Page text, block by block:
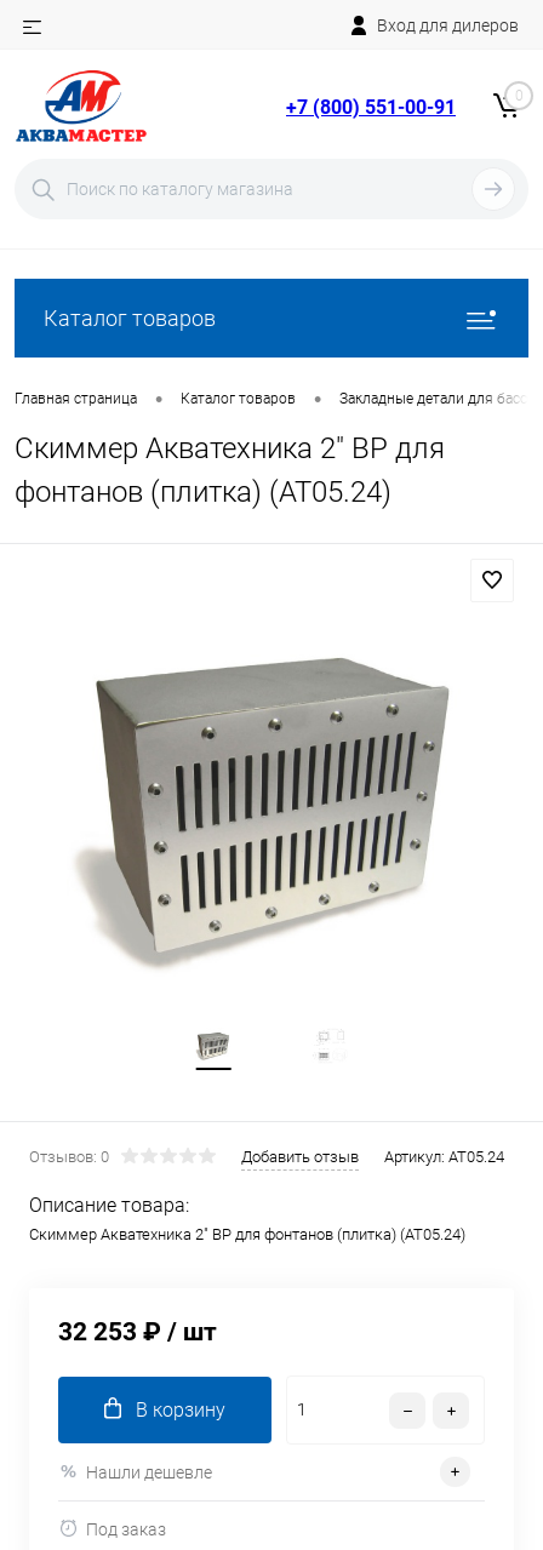
Вход для дилеров
+7 (800) 551-00-91 0
Каталог товаров
Главная страница • Каталог товаров • Закладные детали для
Скиммер Акватехника 2" ВР для
фонтанов (плитка) (AT05.24)
Отзывов: 0 Добавить отзыв Артикул: AT05.24
Описание товара:
Скиммер Акватехника 2" ВР для фонтанов (плитка) (AT05.24)
32 253 ₽ / шт
В корзину
Нашли дешевле
Под заказ